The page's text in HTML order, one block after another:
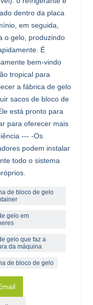
dentro da placa
em seguida,
o gelo, produzindo
É
bem-vindo
tropical para
a fábrica de gelo
sacos de bloco de
está pronto para
para oferecer mais
--- -Os
podem instalar
todo o sistema
de bloco de gelo
gelo em
gelo que faz a
da máquina
de bloco de gelo